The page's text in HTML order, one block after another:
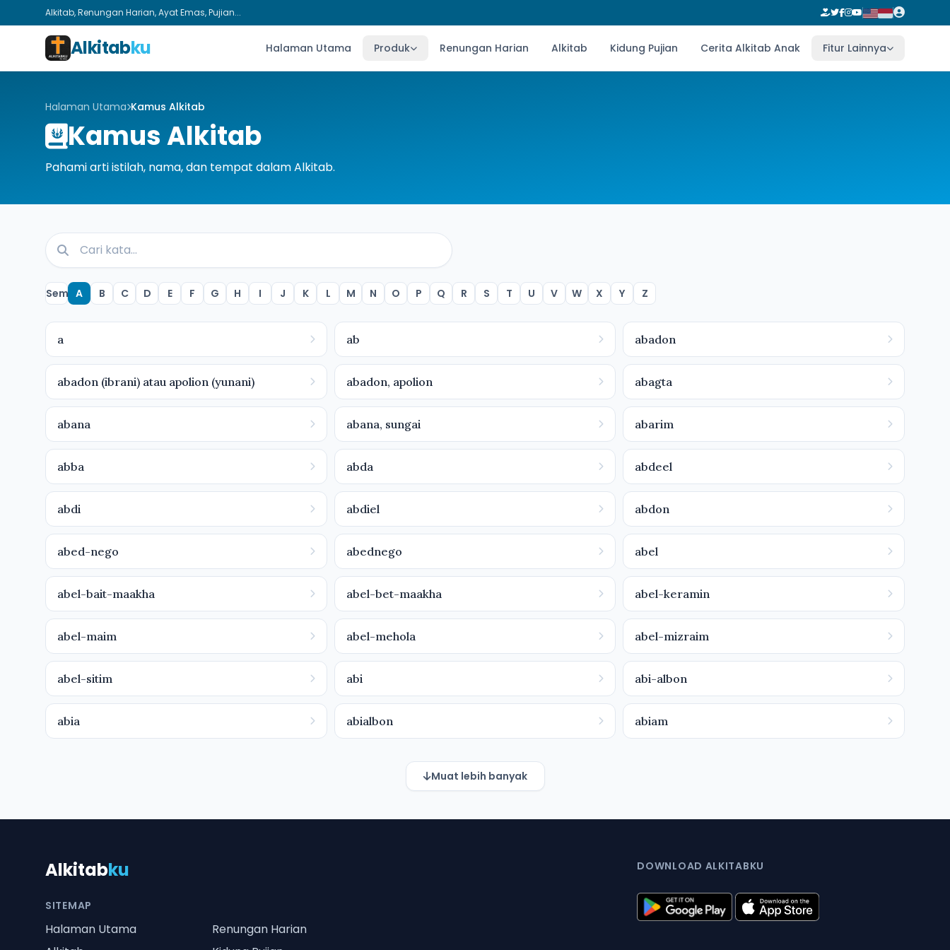
Alkitab, Renungan Harian, Ayat Emas, Pujian...
Alkitabku Halaman Utama Produk Renungan Harian Alkitab Kidung Pujian Cerita Alkitab Anak Fitur Lainnya
Halaman Utama Kamus Alkitab
Kamus Alkitab
Pahami arti istilah, nama, dan tempat dalam Alkitab.
Semua
A B C D E F G H I J K L M N O P Q R S T U V W X Y Z
a ab abadon
abadon (ibrani) atau apolion (yunani) abadon, apolion abagta
abana abana, sungai abarim
abba abda abdeel
abdi abdiel abdon
abed-nego abednego abel
abel-bait-maakha abel-bet-maakha abel-keramin
abel-maim abel-mehola abel-mizraim
abel-sitim abi abi-albon
abia abialbon abiam
Muat lebih banyak
Alkitabku
SITEMAP
Halaman Utama
Renungan Harian
DOWNLOAD ALKITABKU